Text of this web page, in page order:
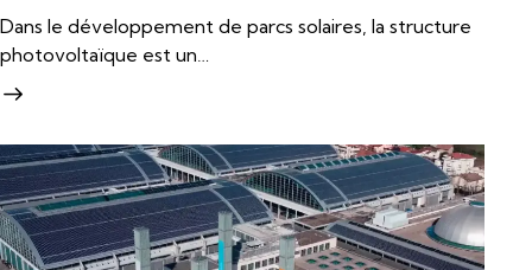
Dans le développement de parcs solaires, la structure
photovoltaïque est un…